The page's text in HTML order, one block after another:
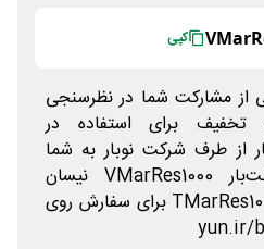
کپی
از مشارکت شما در نظرسنجی
تخفیف برای استفاده در
از طرف شرکت نوبار به شما
هدیه داده می‌شود. وانت‌بار VMarRes1000 نیسان
NMarRes1000 کامیون TMarRes1000 برای سفارش روی